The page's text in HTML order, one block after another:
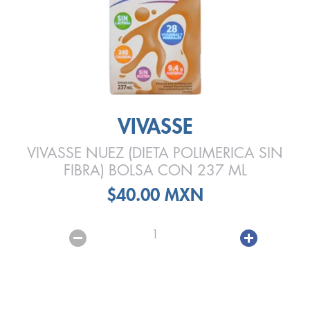
VIVASSE
VIVASSE NUEZ (DIETA POLIMERICA SIN
FIBRA) BOLSA CON 237 ML
$40.00 MXN
1